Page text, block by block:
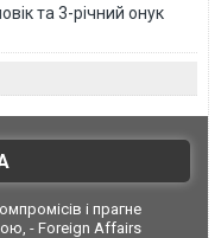
та 3-річний онук
і прагне
- Foreign Affairs